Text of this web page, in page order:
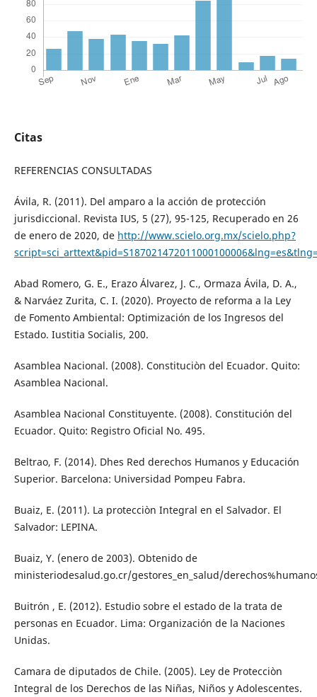
Citas
REFERENCIAS CONSULTADAS
Ávila, R. (2011). Del amparo a la acción de protección
jurisdiccional. Revista IUS, 5 (27), 95-125, Recuperado en 26
de enero de 2020, de http://www.scielo.org.mx/scielo.php?
Abad Romero, G. E., Erazo Álvarez, J. C., Ormaza Ávila, D. A.,
& Narváez Zurita, C. I. (2020). Proyecto de reforma a la Ley
de Fomento Ambiental: Optimización de los Ingresos del
Estado. Iustitia Socialis, 200.
Asamblea Nacional. (2008). Constituciòn del Ecuador. Quito:
Asamblea Nacional.
Asamblea Nacional Constituyente. (2008). Constitución del
Ecuador. Quito: Registro Oficial No. 495.
Beltrao, F. (2014). Dhes Red derechos Humanos y Educación
Superior. Barcelona: Universidad Pompeu Fabra.
Buaiz, E. (2011). La protecciòn Integral en el Salvador. El
Salvador: LEPINA.
Buaiz, Y. (enero de 2003). Obtenido de
ministeriodesalud.go.cr/gestores_en_salud/
Buitrón , E. (2012). Estudio sobre el estado de la trata de
personas en Ecuador. Lima: Organización de la Naciones
Unidas.
Camara de diputados de Chile. (2005). Ley de Protecciòn
Integral de los Derechos de las Niñas, Niños y Adolescentes.